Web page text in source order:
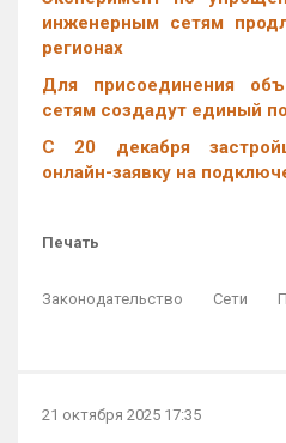
инженерным сетям
регионах
Для присоединения
сетям создадут единый
С 20 декабря
онлайн-заявку на
Печать
Законодательство Сети
21 октября 2025 17:35